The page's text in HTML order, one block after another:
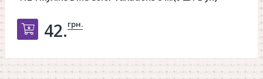
Добавить в корзину
42.грн.